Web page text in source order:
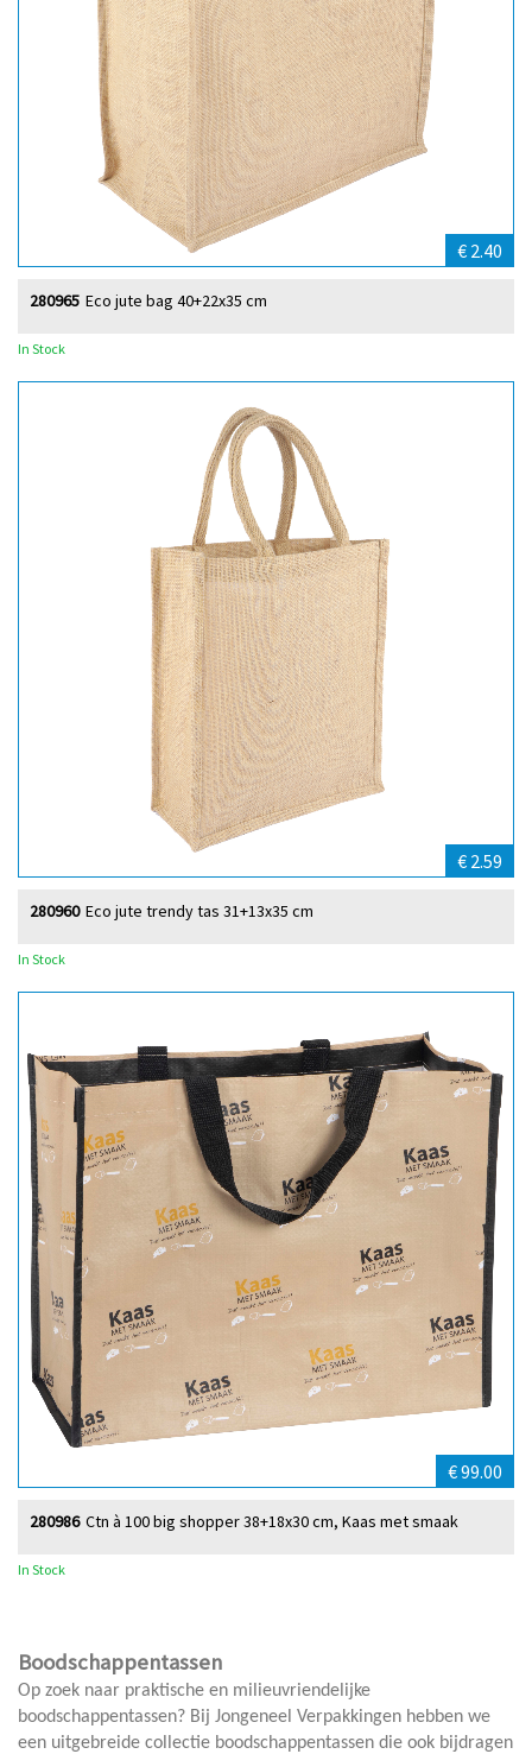
€ 2.40
Eco jute bag 40+22x35 cm
280965
In Stock
€ 2.59
Eco jute trendy tas 31+13x35 cm
280960
In Stock
€ 99.00
Ctn à 100 big shopper 38+18x30 cm, Kaas met smaak
280986
In Stock
Boodschappentassen
Op zoek naar praktische en milieuvriendelijke
boodschappentassen? Bij Jongeneel Verpakkingen hebben we
een uitgebreide collectie boodschappentassen die ook bijdragen